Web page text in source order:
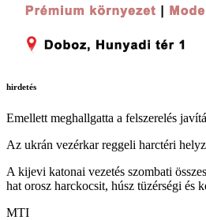
hirdetés
Emellett meghallgatta a felszerelés
Az ukrán vezérkar reggeli harctéri
A kijevi katonai vezetés szombati
hat orosz harckocsit, húsz tüzérségi és
MTI